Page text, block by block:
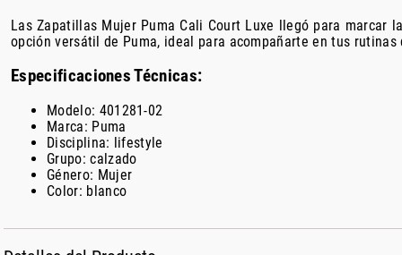
Las Zapatillas Mujer Puma Cali Court Luxe llegó para marcar
opción versátil de Puma, ideal para acompañarte en tus
Especificaciones Técnicas:
Modelo: 401281-02
Marca: Puma
Disciplina: lifestyle
Grupo: calzado
Género: Mujer
Color: blanco